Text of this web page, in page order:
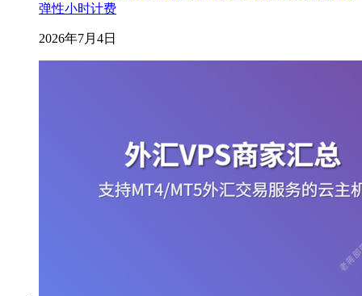
弹性小时计费
2026年7月4日